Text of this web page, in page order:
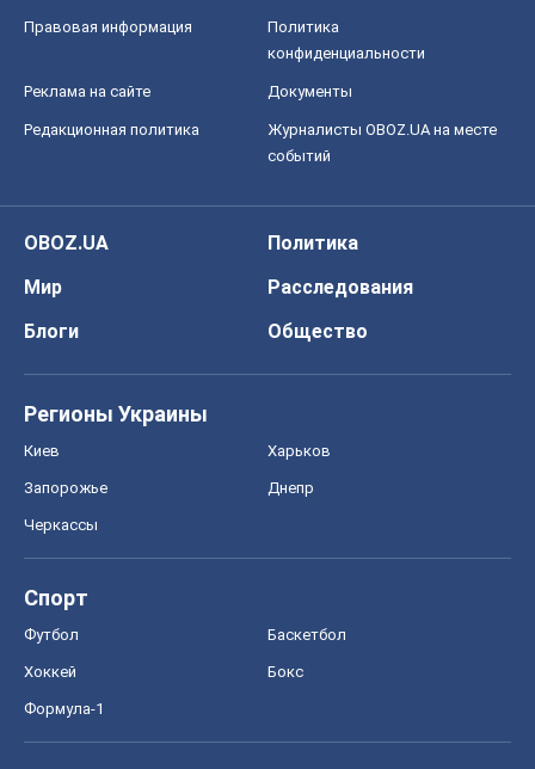
Правовая информация
Политика
конфиденциальности
Реклама на сайте Документы
Редакционная политика
Журналисты OBOZ.UA на месте
событий
OBOZ.UA
Политика
Мир
Расследования
Блоги
Общество
Регионы Украины
Киев Харьков
Запорожье Днепр
Черкассы
Спорт
Футбол Баскетбол
Хоккей Бокс
Формула-1